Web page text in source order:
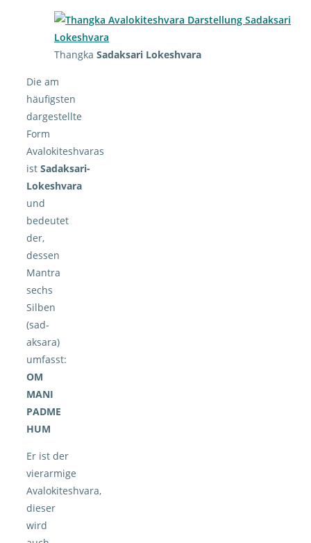
Thangka Sadaksari Lokeshvara
Die am
häufigsten
dargestellte
Form
Avalokiteshvaras
ist Sadaksari-
Lokeshvara
und
bedeutet
der,
dessen
Mantra
sechs
Silben
(sad-
aksara)
umfasst:
OM
MANI
PADME
HUM
Er ist der
vierarmige
Avalokiteshvara,
dieser
wird